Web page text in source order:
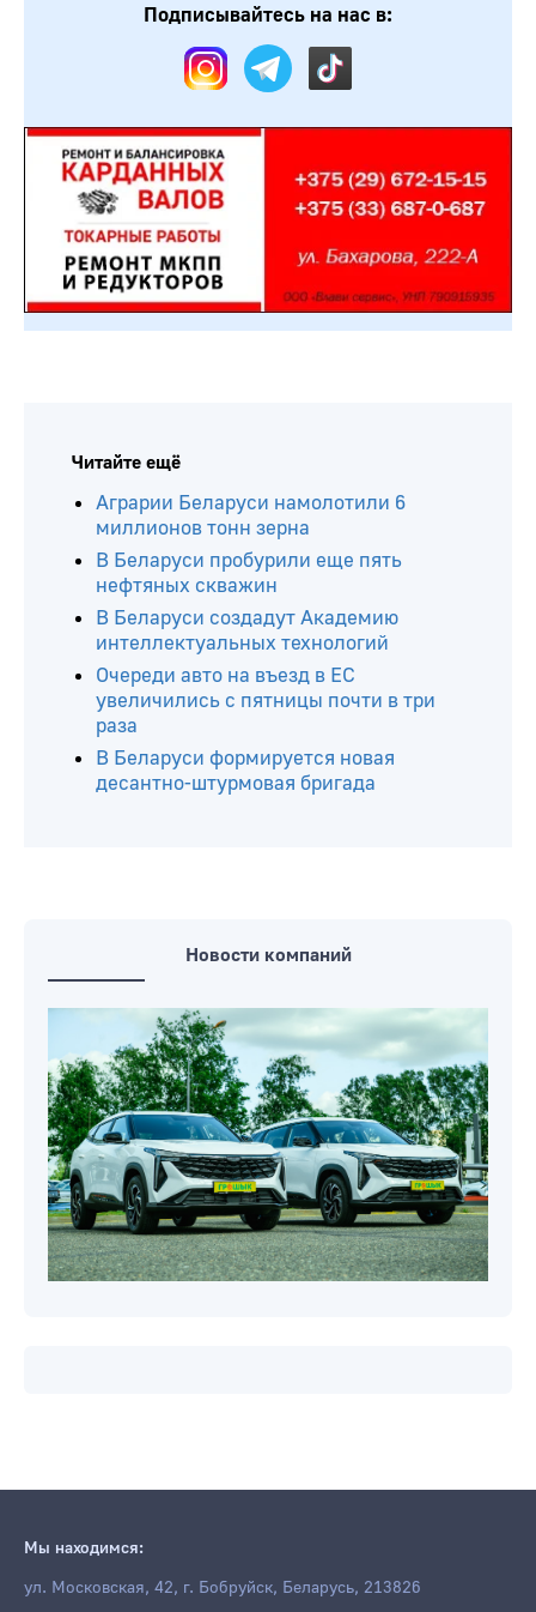
Подписывайтесь на нас в:
Читайте ещё
Аграрии Беларуси намолотили 6
миллионов тонн зерна
В Беларуси пробурили еще пять
нефтяных скважин
В Беларуси создадут Академию
интеллектуальных технологий
Очереди авто на въезд в ЕС
увеличились с пятницы почти в три
раза
В Беларуси формируется новая
десантно-штурмовая бригада
Новости компаний
Мы находимся:
ул. Московская, 42, г. Бобруйск, Беларусь, 213826